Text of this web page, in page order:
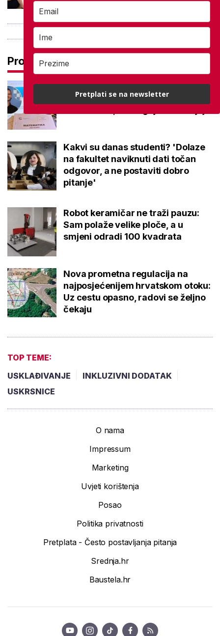
Pročitaj još
Na maturi ostvarili 100 posto iz
potpuno različitih predmeta: Stižu
Kakvi su danas studenti? 'Dolaze
na fakultet naviknuti dati točan
odgovor, a ne postaviti dobro
pitanje'
Robot keramičar ne traži pauzu:
Sam polaže velike ploče, a u
smjeni odradi 100 kvadrata
Nova prometna regulacija na
najposjećenijem hrvatskom otoku:
Uz cestu opasno, radovi se željno
čekaju
TOP TEME:
USKLAĐIVANJE
INKLUZIVNI DODATAK
USKRSNICE
O nama
Impressum
Marketing
Uvjeti korištenja
Posao
Politika privatnosti
Pretplata - Često postavljanja pitanja
Srednja.hr
Baustela.hr
Pretplati se na newsletter